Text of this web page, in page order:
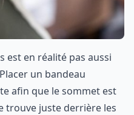
est en réalité pas aussi
un bandeau
afin que le sommet est
trouve juste derrière les